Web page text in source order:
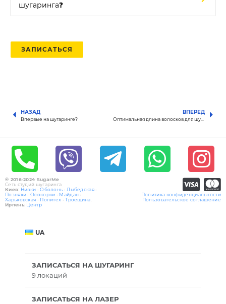
шугаринга❓
ЗАПИСАТЬСЯ
НАЗАД
Впервые на шугаринге?
ВПЕРЕД
Оптимальная длина волосков для шугаринга
© 2016-2024 SugarMe
Сеть студий шугаринга
Киев: Нивки •Оболонь • Лыбедская•
Позняки •Осокорки • Майдан •
Харьковская • Политех •Троещина
Ирпень: Центр
Политика конфиденциальности
Пользовательское соглашение
UA
ЗАПИСАТЬСЯ НА ШУГАРИНГ
9 локаций
ЗАПИСАТЬСЯ НА ЛАЗЕР